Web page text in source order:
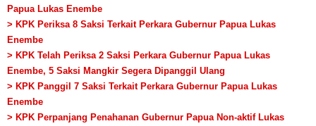
Papua Lukas Enembe
> KPK Periksa 8 Saksi Terkait Perkara Gubernur Papua Lukas
Enembe
> KPK Telah Periksa 2 Saksi Perkara Gubernur Papua Lukas
Enembe, 5 Saksi Mangkir Segera Dipanggil Ulang
> KPK Panggil 7 Saksi Terkait Perkara Gubernur Papua Lukas
Enembe
> KPK Perpanjang Penahanan Gubernur Papua Non-aktif Lukas